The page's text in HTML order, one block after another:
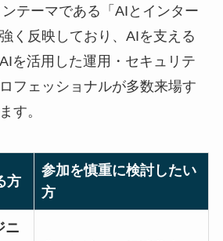
テーマである「AIとインター
く反映しており、AIを支える
を活用した運用・セキュリテ
フェッショナルが多数来場す
す。
方
参加を慎重に検討したい
方
ニ